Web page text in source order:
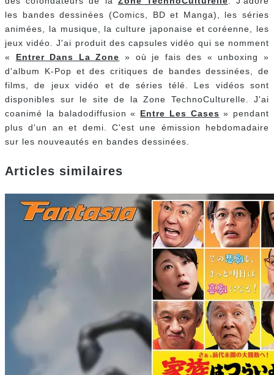
les bandes dessinées (Comics, BD et Manga), les séries
animées, la musique, la culture japonaise et coréenne, les
jeux vidéo. J'ai produit des capsules vidéo qui se nomment
« Entrer Dans La Zone » où je fais des « unboxing »
d'album K-Pop et des critiques de bandes dessinées, de
films, de jeux vidéo et de séries télé. Les vidéos sont
disponibles sur le site de la Zone TechnoCulturelle. J'ai
coanimé la baladodiffusion « Entre Les Cases » pendant
plus d'un an et demi. C'est une émission hebdomadaire
sur les nouveautés en bandes dessinées.
Articles similaires